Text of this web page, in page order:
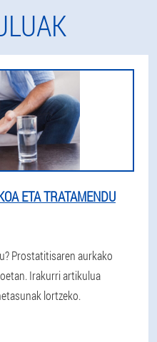
ETA TRATAMENDU
Prostatitisaren aurkako
Irakurri artikulua
lortzeko.